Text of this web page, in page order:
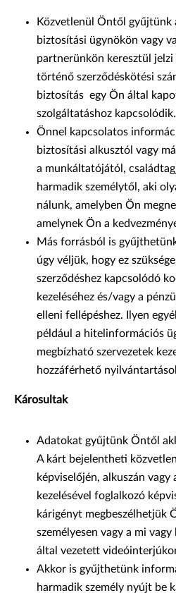
Közvetlenül Öntől gyűjtünk
biztosítási ügynökön vagy
partnerünkön keresztül jelzi
történő szerződéskötési
biztosítás egy Ön által
szolgáltatáshoz kapcsolódik.
Önnel kapcsolatos
biztosítási alkusztól vagy
a munkáltatójától,
harmadik személytől, aki
nálunk, amelyben Ön
amelynek Ön a
Más forrásból is
úgy véljük, hogy ez
szerződéshez kapcsolódó
kezeléséhez és/vagy a
elleni fellépéshez. Ilyen
például a hitelinformációs
megbízható szervezetek
hozzáférhető
Károsultak
Adatokat gyűjtünk Öntől
A kárt bejelentheti
képviselőjén, alkuszán
kezelésével foglalkozó
kárigényt megbeszélhetjük
személyesen vagy a mi
által vezetett
Akkor is gyűjthetünk
harmadik személy nyújt be